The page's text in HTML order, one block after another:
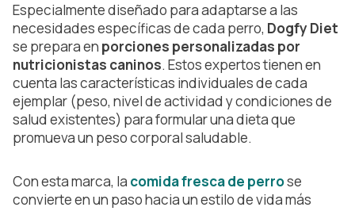
Especialmente diseñado para adaptarse a las
necesidades específicas de cada perro, Dogfy Diet
se prepara en porciones personalizadas por
nutricionistas caninos. Estos expertos tienen en
cuenta las características individuales de cada
ejemplar (peso, nivel de actividad y condiciones de
salud existentes) para formular una dieta que
promueva un peso corporal saludable.
Con esta marca, la comida fresca de perrose
convierte en un paso hacia un estilo de vida más